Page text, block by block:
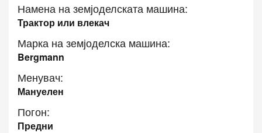
Намена на земјоделската машина:
Трактор или влекач
Марка на земјоделска машина:
Bergmann
Менувач:
Мануелен
Погон:
Предни